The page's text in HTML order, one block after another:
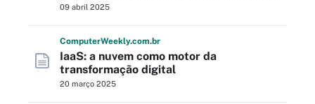
09 abril 2025
ComputerWeekly.com.br
IaaS: a nuvem como motor da
transformação digital
20 março 2025